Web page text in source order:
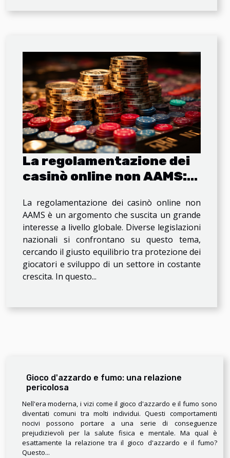
La regolamentazione dei
casinò online non AAMS:
La regolamentazione dei casinò online non
AAMS è un argomento che suscita un grande
interesse a livello globale. Diverse legislazioni
nazionali si confrontano su questo tema,
cercando il giusto equilibrio tra protezione dei
giocatori e sviluppo di un settore in costante
crescita. In questo...
Gioco d'azzardo e fumo: una relazione
pericolosa
Nell'era moderna, i vizi come il gioco d'azzardo e il fumo sono
diventati comuni tra molti individui. Questi comportamenti
nocivi possono portare a una serie di conseguenze
prejudizievoli per la salute fisica e mentale. Ma qual è
esattamente la relazione tra il gioco d'azzardo e il fumo?
Questo...